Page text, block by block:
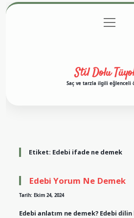
Gizlilik Politikası
menüyü
aç
Stil Dolu
Saç ve tarzla ilgili eğlenceli
Etiket: Edebi ifade ne demek
Edebi Yorum Ne Demek
Tarih: Ekim 24, 2024
Edebi anlatım ne demek? Edebi